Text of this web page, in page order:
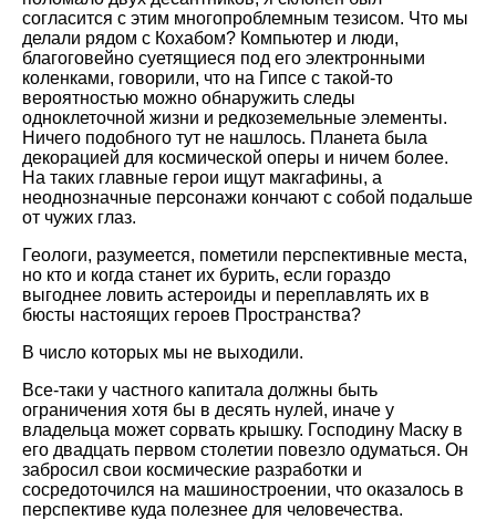
согласится с этим многопроблемным тезисом. Что мы
делали рядом с Кохабом? Компьютер и люди,
благоговейно суетящиеся под его электронными
коленками, говорили, что на Гипсе с такой-то
вероятностью можно обнаружить следы
одноклеточной жизни и редкоземельные элементы.
Ничего подобного тут не нашлось. Планета была
декорацией для космической оперы и ничем более.
На таких главные герои ищут макгафины, а
неоднозначные персонажи кончают с собой подальше
от чужих глаз.
Геологи, разумеется, пометили перспективные места,
но кто и когда станет их бурить, если гораздо
выгоднее ловить астероиды и переплавлять их в
бюсты настоящих героев Пространства?
В число которых мы не выходили.
Все-таки у частного капитала должны быть
ограничения хотя бы в десять нулей, иначе у
владельца может сорвать крышку. Господину Маску в
его двадцать первом столетии повезло одуматься. Он
забросил свои космические разработки и
сосредоточился на машиностроении, что оказалось в
перспективе куда полезнее для человечества.